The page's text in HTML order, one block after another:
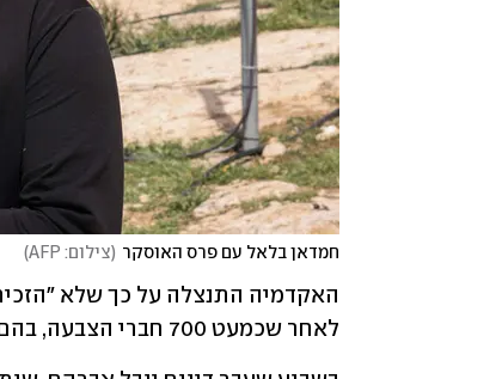
חמדאן בלאל עם פרס האוסקר (צילום: AFP )
לאחר שכמעט 700 חברי הצבעה, בהם כוכבי קולנוע מוכרים חתמו על מכתב המגנה את שתיקתה.